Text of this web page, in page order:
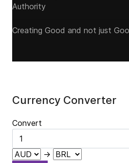
Authority
Creating Good and not just
Currency Converter
Convert
→